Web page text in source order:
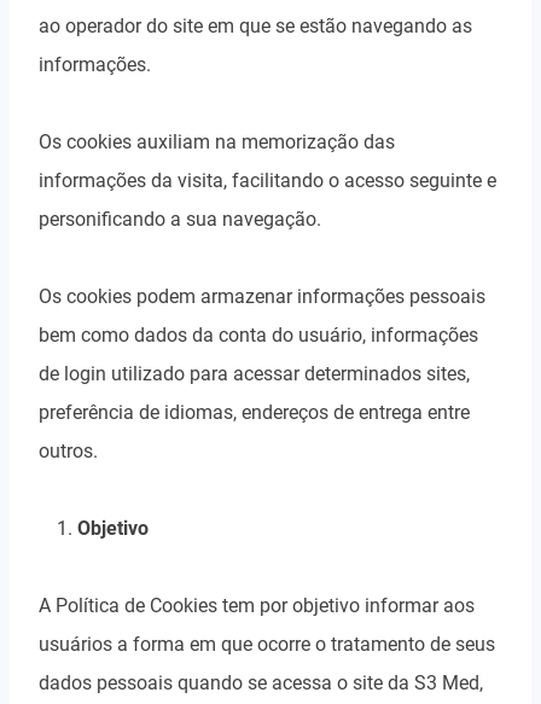
ao operador do site em que se estão navegando as
informações.
Os cookies auxiliam na memorização das
informações da visita, facilitando o acesso seguinte e
personificando a sua navegação.
Os cookies podem armazenar informações pessoais
bem como dados da conta do usuário, informações
de login utilizado para acessar determinados sites,
preferência de idiomas, endereços de entrega entre
outros.
Objetivo
A Política de Cookies tem por objetivo informar aos
usuários a forma em que ocorre o tratamento de seus
dados pessoais quando se acessa o site da S3 Med,